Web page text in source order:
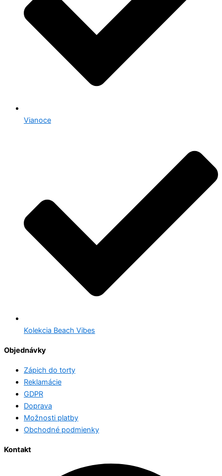
Vianoce
Kolekcia Beach Vibes
Objednávky
Zápich do torty
Reklamácie
GDPR
Doprava
Možnosti platby
Obchodné podmienky
Kontakt